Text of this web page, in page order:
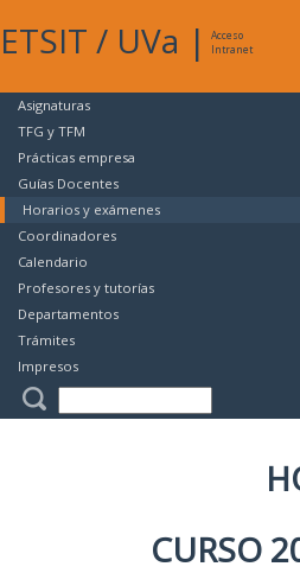
ETSIT / UVa |
Acceso
Intranet
Asignaturas
TFG y TFM
Prácticas empresa
Guías Docentes
Horarios y exámenes
Coordinadores
Calendario
Profesores y tutorías
Departamentos
Trámites
Impresos
CURSO